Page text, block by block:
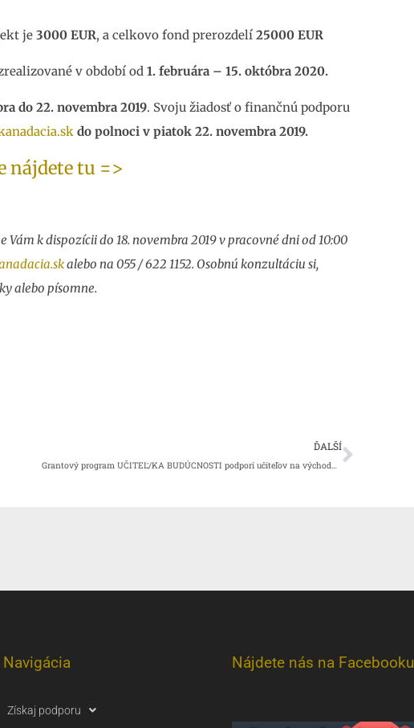
je 3000 EUR, a celkovo fond prerozdelí 25000 EUR
v období od 1. februára – 15. októbra 2020.
do 22. novembra 2019. Svoju žiadosť o finančnú podporu
do polnoci v piatok 22. novembra 2019.
nájdete tu =>
k dispozícii do 18. novembra 2019 v pracovné dni od 10:00
alebo na 055 / 622 1152. Osobnú konzultáciu si,
alebo písomne.
ĎALŠÍĎalšie
Navigácia
Získaj podporu
Nájdete nás na Facebooku